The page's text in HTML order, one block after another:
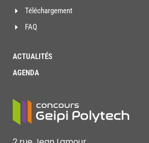
Téléchargement
FAQ
ACTUALITÉS
AGENDA